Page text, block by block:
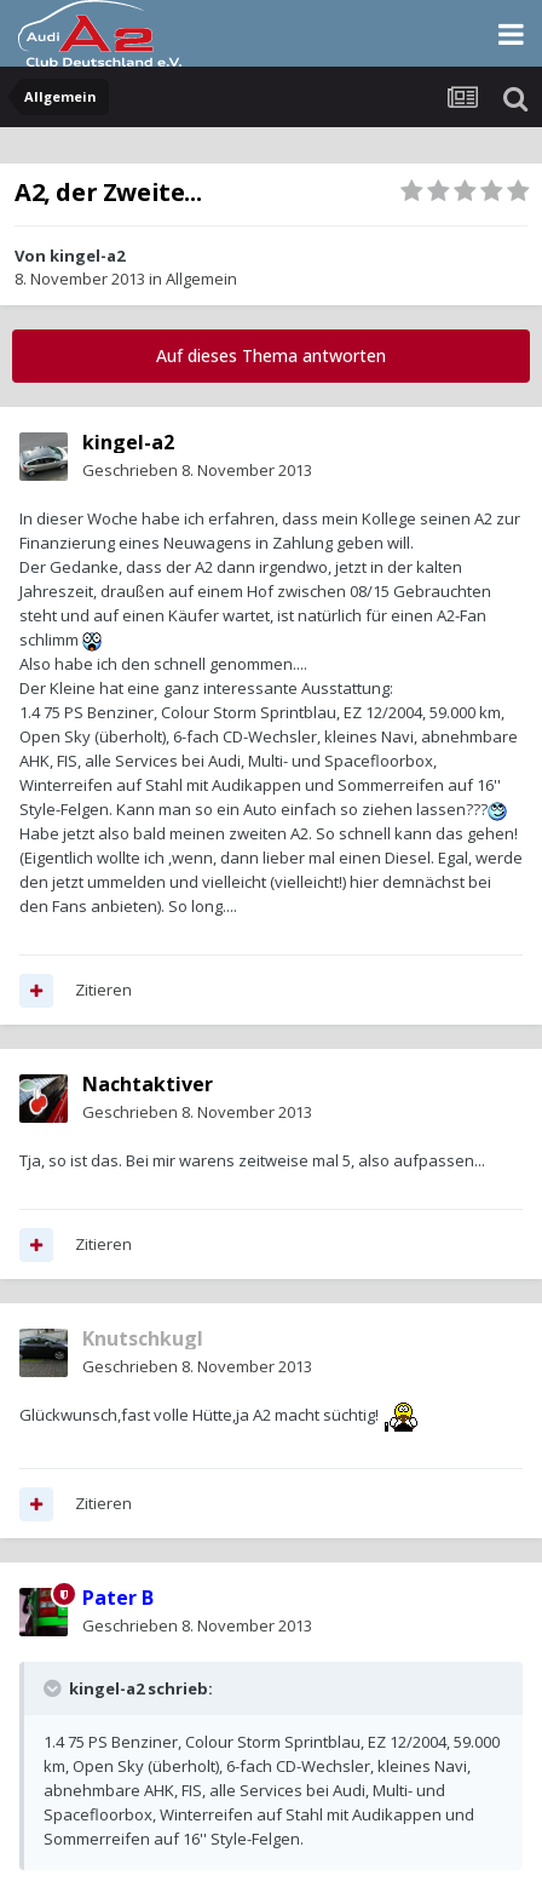
Allgemein
A2, der Zweite...
Von kingel-a2
8. November 2013 in Allgemein
Auf dieses Thema antworten
kingel-a2
Geschrieben 8. November 2013
In dieser Woche habe ich erfahren, dass mein Kollege seinen A2 zur
Finanzierung eines Neuwagens in Zahlung geben will.
Der Gedanke, dass der A2 dann irgendwo, jetzt in der kalten
Jahreszeit, draußen auf einem Hof zwischen 08/15 Gebrauchten
steht und auf einen Käufer wartet, ist natürlich für einen A2-Fan
schlimm
Also habe ich den schnell genommen....
Der Kleine hat eine ganz interessante Ausstattung:
1.4 75 PS Benziner, Colour Storm Sprintblau, EZ 12/2004, 59.000 km,
Open Sky (überholt), 6-fach CD-Wechsler, kleines Navi, abnehmbare
AHK, FIS, alle Services bei Audi, Multi- und Spacefloorbox,
Winterreifen auf Stahl mit Audikappen und Sommerreifen auf 16''
Style-Felgen. Kann man so ein Auto einfach so ziehen lassen???
Habe jetzt also bald meinen zweiten A2. So schnell kann das gehen!
(Eigentlich wollte ich ,wenn, dann lieber mal einen Diesel. Egal, werde
den jetzt ummelden und vielleicht (vielleicht!) hier demnächst bei
den Fans anbieten). So long....
Zitieren
Nachtaktiver
Geschrieben 8. November 2013
Tja, so ist das. Bei mir warens zeitweise mal 5, also aufpassen...
Zitieren
Knutschkugl
Geschrieben 8. November 2013
Glückwunsch,fast volle Hütte,ja A2 macht süchtig!
Zitieren
Pater B
Geschrieben 8. November 2013
kingel-a2 schrieb:
1.4 75 PS Benziner, Colour Storm Sprintblau, EZ 12/2004, 59.000
km, Open Sky (überholt), 6-fach CD-Wechsler, kleines Navi,
abnehmbare AHK, FIS, alle Services bei Audi, Multi- und
Spacefloorbox, Winterreifen auf Stahl mit Audikappen und
Sommerreifen auf 16'' Style-Felgen.